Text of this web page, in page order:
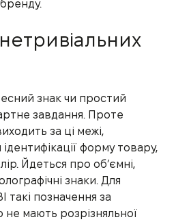
знак чи простий
завдання. Проте
за ці межі,
форму товару,
Йдеться про об’ємні,
знаки. Для
такі позначення за
не мають розрізняльної